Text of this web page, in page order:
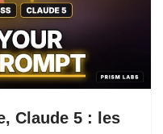
Claude 5 : les